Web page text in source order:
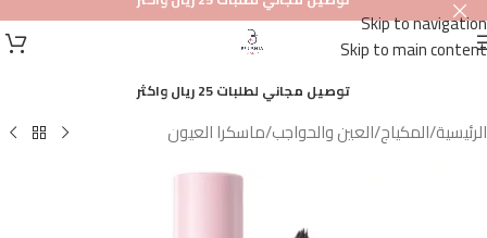
Skip to navigation
Skip to main content
توصيل مجاني لطلبات 25 ريال واكثر
الرئيسية/المكياج/العين والحواجب/ماسكرا العيون